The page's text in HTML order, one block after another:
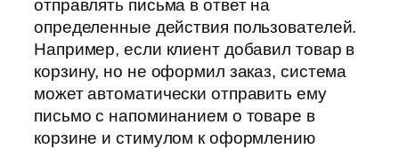
отправлять письма в ответ на
определенные действия пользователей.
Например, если клиент добавил товар в
корзину, но не оформил заказ, система
может автоматически отправить ему
письмо с напоминанием о товаре в
корзине и стимулом к оформлению